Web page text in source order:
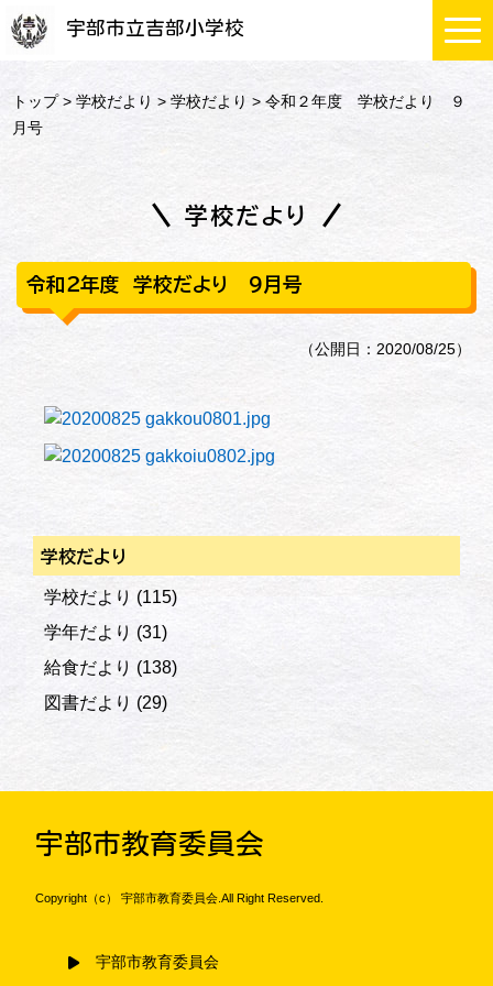
宇部市立吉部小学校
トップ>学校だより >学校だより > 令和２年度 学校だより ９
月号
学校だより
令和２年度 学校だより ９月号
（公開日：2020/08/25）
学校だより
学校だより (115)
学年だより (31)
給食だより (138)
図書だより (29)
宇部市教育委員会
Copyright（c） 宇部市教育委員会.All Right Reserved.
宇部市教育委員会